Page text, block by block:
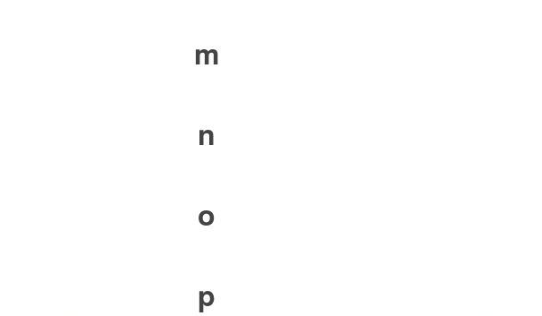
m
n
o
p